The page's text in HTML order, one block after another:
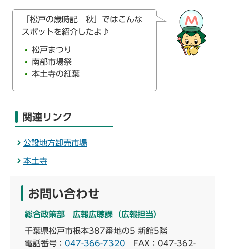
「松戸の歳時記 秋」ではこんな
スポットを紹介したよ♪
松戸まつり
南部市場祭
本土寺の紅葉
関連リンク
公設地方卸売市場
本土寺
お問い合わせ
総合政策部 広報広聴課（広報担当）
千葉県松戸市根本387番地の5 新館5階
電話番号： 047-366-7320 FAX：047-362-